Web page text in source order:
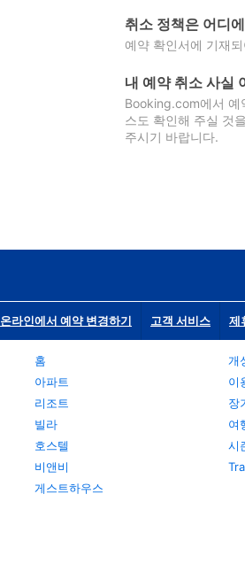
취소 정책은 어디
예약 확인서에 기재
내 예약 취소 사실
Booking.com에서 예
스도 확인해 주실 것
주시기 바랍니다.
온라인에서 예약 변경하기 고객 서비스 제
홈
아파트
리조트
빌라
호스텔
비앤비
게스트하우스
개
이
장
여
시